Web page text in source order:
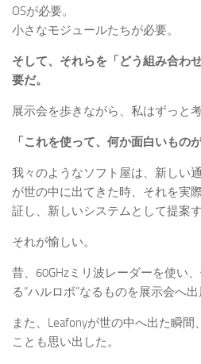
OSが必要。
小さなモジュールたちが必要。
そして、それらを「どう組み合わ
要だ。
展示会を歩きながら、私はずっと考
「これを使って、何か面白いもの
我々のようなソフト屋は、新しい
が世の中に出てきた時、それを実
証し、新しいシステムとして提案
それが愉しい。
昔、60GHzミリ波レーダーを使い
る“ハルロボ”なるものを展示会へ
また、Leafonyが世の中へ出た瞬
ことも思い出した。